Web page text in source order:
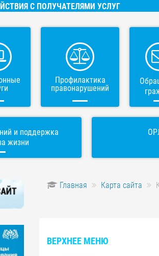
С ПОЛУЧАТЕЛЯМИ УСЛУГ
Профилактика
правонарушений
и поддержка
жизни
Главная Карта сайта
ВЕРХНЕЕ МЕНЮ